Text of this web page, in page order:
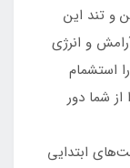
و تند این
و انرژی
استشمام
شما دور
ابتدایی